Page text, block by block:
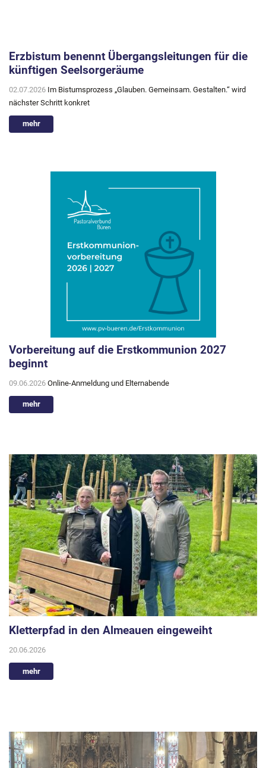
Erzbistum benennt Übergangsleitungen für die
künftigen Seelsorgeräume
02.07.2026 Im Bistumsprozess „Glauben. Gemeinsam. Gestalten.“ wird
nächster Schritt konkret
mehr
Vorbereitung auf die Erstkommunion 2027
beginnt
09.06.2026 Online-Anmeldung und Elternabende
mehr
Kletterpfad in den Almeauen eingeweiht
20.06.2026
mehr